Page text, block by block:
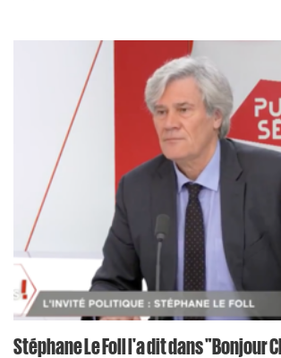
Stéphane Le Foll l'a dit dans "Bonjour